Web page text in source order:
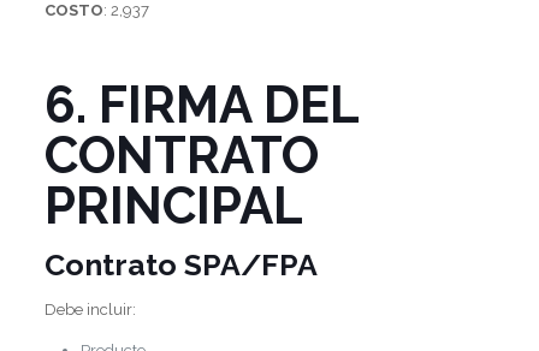
COSTO: 2,937
6. FIRMA DEL
CONTRATO
PRINCIPAL
Contrato SPA/FPA
Debe incluir: